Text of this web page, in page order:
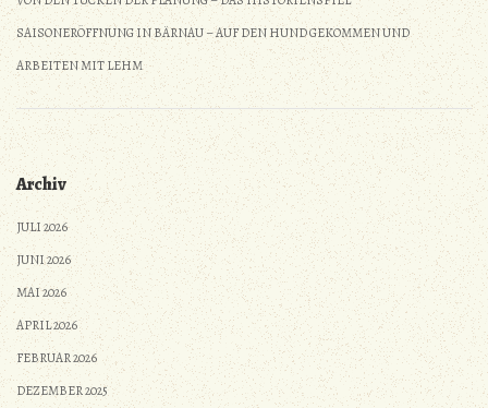
SAISONERÖFFNUNG IN BÄRNAU – AUF DEN HUND GEKOMMEN UND
ARBEITEN MIT LEHM
Archiv
JULI 2026
JUNI 2026
MAI 2026
APRIL 2026
FEBRUAR 2026
DEZEMBER 2025